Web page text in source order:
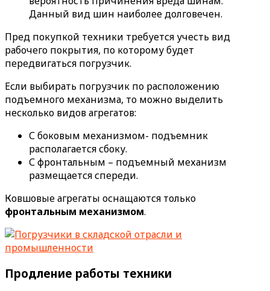
Данный вид шин наиболее долговечен.
Пред покупкой техники требуется учесть вид
рабочего покрытия, по которому будет
передвигаться погрузчик.
Если выбирать погрузчик по расположению
подъемного механизма, то можно выделить
несколько видов агрегатов:
С боковым механизмом- подъемник
располагается сбоку.
С фронтальным – подъемный механизм
размещается спереди.
Ковшовые агрегаты оснащаются только
фронтальным механизмом.
Продление работы техники